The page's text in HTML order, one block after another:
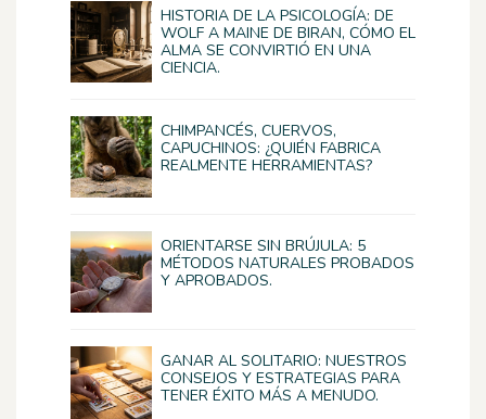
HISTORIA DE LA PSICOLOGÍA: DE
WOLF A MAINE DE BIRAN, CÓMO EL
ALMA SE CONVIRTIÓ EN UNA
CIENCIA.
CHIMPANCÉS, CUERVOS,
CAPUCHINOS: ¿QUIÉN FABRICA
REALMENTE HERRAMIENTAS?
ORIENTARSE SIN BRÚJULA: 5
MÉTODOS NATURALES PROBADOS
Y APROBADOS.
GANAR AL SOLITARIO: NUESTROS
CONSEJOS Y ESTRATEGIAS PARA
TENER ÉXITO MÁS A MENUDO.